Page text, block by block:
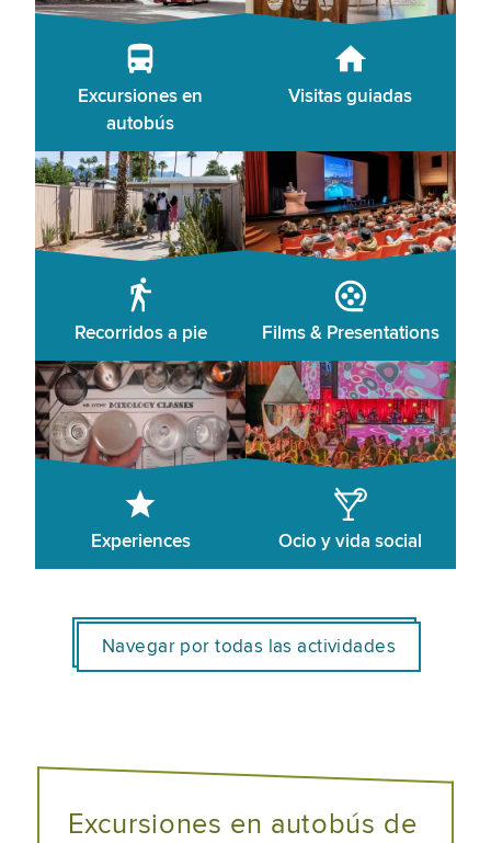
Excursiones en
autobús
Visitas guiadas
Recorridos a pie Films & Presentations
Experiences Ocio y vida social
Navegar por todas las actividades
Excursiones en autobús de